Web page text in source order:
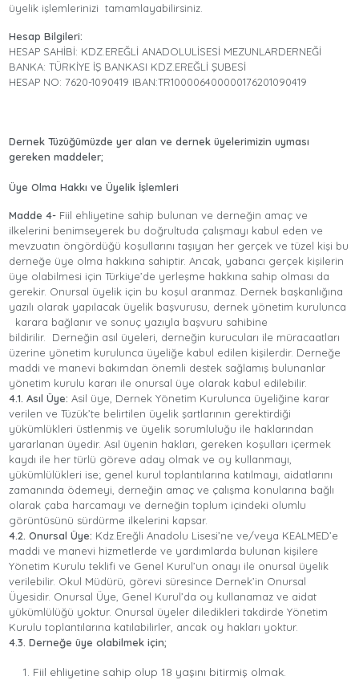
üyelik işlemlerinizi tamamlayabilirsiniz.
Hesap Bilgileri:
HESAP SAHİBİ: KDZ.EREĞLİ ANADOLULİSESİ MEZUNLARDERNEĞİ
BANKA: TÜRKİYE İŞ BANKASI KDZ.EREĞLİ ŞUBESİ
HESAP NO: 7620-1090419 IBAN:TR100006400000176201090419
Dernek Tüzüğümüzde yer alan ve dernek üyelerimizin uyması
gereken maddeler;
Üye Olma Hakkı ve Üyelik İşlemleri
Madde 4- Fiil ehliyetine sahip bulunan ve derneğin amaç ve
ilkelerini benimseyerek bu doğrultuda çalışmayı kabul eden ve
mevzuatın öngördüğü koşullarını taşıyan her gerçek ve tüzel kişi bu
derneğe üye olma hakkına sahiptir. Ancak, yabancı gerçek kişilerin
üye olabilmesi için Türkiye’de yerleşme hakkına sahip olması da
gerekir. Onursal üyelik için bu koşul aranmaz. Dernek başkanlığına
yazılı olarak yapılacak üyelik başvurusu, dernek yönetim kurulunca
karara bağlanır ve sonuç yazıyla başvuru sahibine
bildirilir. Derneğin asıl üyeleri, derneğin kurucuları ile müracaatları
üzerine yönetim kurulunca üyeliğe kabul edilen kişilerdir. Derneğe
maddi ve manevi bakımdan önemli destek sağlamış bulunanlar
yönetim kurulu kararı ile onursal üye olarak kabul edilebilir.
4.1. Asıl Üye:Asil üye, Dernek Yönetim Kurulunca üyeliğine karar
verilen ve Tüzük’te belirtilen üyelik şartlarının gerektirdiği
yükümlükleri üstlenmiş ve üyelik sorumluluğu ile haklarından
yararlanan üyedir. Asıl üyenin hakları, gereken koşulları içermek
kaydı ile her türlü göreve aday olmak ve oy kullanmayı,
yükümlülükleri ise; genel kurul toplantılarına katılmayı, aidatlarını
zamanında ödemeyi, derneğin amaç ve çalışma konularına bağlı
olarak çaba harcamayı ve derneğin toplum içindeki olumlu
görüntüsünü sürdürme ilkelerini kapsar.
4.2. Onursal Üye: Kdz.Ereğli Anadolu Lisesi’ne ve/veya KEALMED’e
maddi ve manevi hizmetlerde ve yardımlarda bulunan kişilere
Yönetim Kurulu teklifi ve Genel Kurul’un onayı ile onursal üyelik
verilebilir. Okul Müdürü, görevi süresince Dernek’in Onursal
Üyesidir. Onursal Üye, Genel Kurul’da oy kullanamaz ve aidat
yükümlülüğü yoktur. Onursal üyeler diledikleri takdirde Yönetim
Kurulu toplantılarına katılabilirler, ancak oy hakları yoktur.
4.3. Derneğe üye olabilmek için;
Fiil ehliyetine sahip olup 18 yaşını bitirmiş olmak.